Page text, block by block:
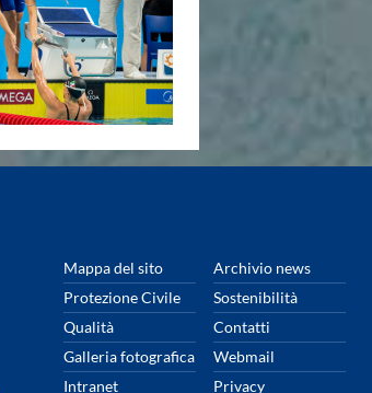
Mappa del sito
Archivio news
Protezione Civile
Sostenibilità
Qualità
Contatti
Galleria fotografica
Webmail
Intranet
Privacy